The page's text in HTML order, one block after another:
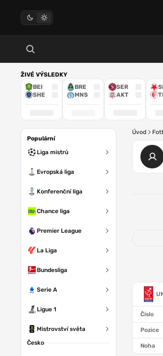
ŽIVÉ VÝSLEDKY
BEI
SHE
BRE
MNS
SER
AKT
Populární
Liga mistrů
Evropská liga
Konferenční liga
Chance liga
Premier League
La Liga
Bundesliga
Serie A
Ligue 1
Mistrovství světa
Česko
Úvod
Číslo
Pozice
Noha